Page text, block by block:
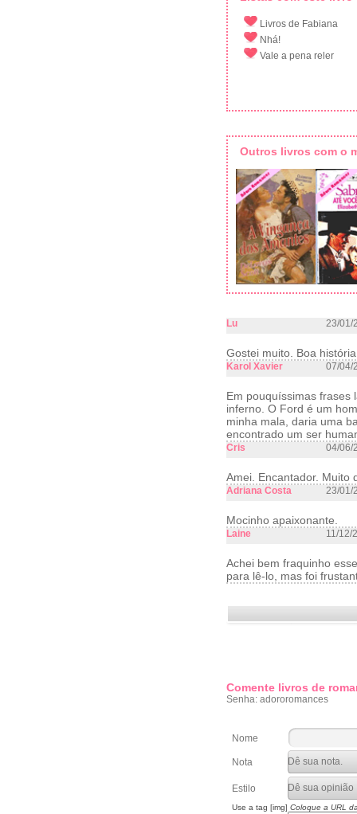
Livros de Fabiana
Nhá!
Vale a pena reler
Outros livros com o
Lu 23/01/
Gostei muito. Boa
Karol Xavier 07/04/
Em pouquíssimas frases
inferno. O Ford é um
minha mala, daria uma
encontrado um ser
Cris 04/06/
Amei. Encantador. Muito
Adriana Costa 23/01/
Mocinho apaixonante.
Laine 11/12/
Achei bem fraquinho
para lê-lo, mas foi
Comente livros de
Senha: adororomances
Nome
Nota
Estilo
Use a tag [img] Coloque a URL